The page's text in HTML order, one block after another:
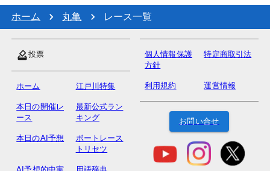
ホーム 丸亀 レース一覧
投票
ホーム 江戸川特集
本日の開催レ
ース
最新公式ラン
キング
本日のAI予想
ボートレース
トリセツ
個人情報保護
方針
特定商取引法
利用規約 運営情報
お問い合せ